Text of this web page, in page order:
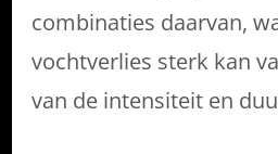
combinaties daarvan,
vochtverlies sterk kan
van de intensiteit en